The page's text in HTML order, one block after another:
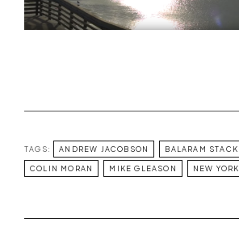
TAGS: ANDREW JACOBSON BALARAM STACK
COLIN MORAN MIKE GLEASON NEW YORK